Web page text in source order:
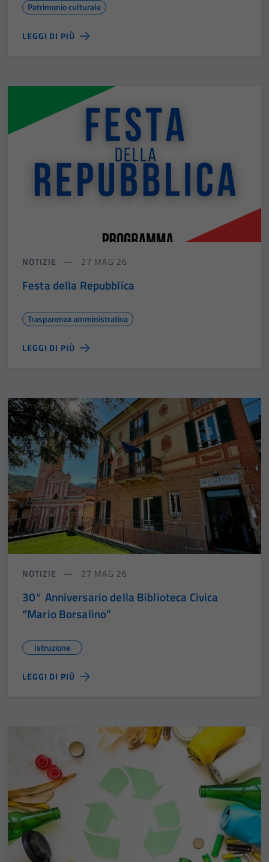
Patrimonio culturale
LEGGI DI PIÙ
NOTIZIE 27 MAG 26
Festa della Repubblica
Trasparenza amministrativa
LEGGI DI PIÙ
NOTIZIE 27 MAG 26
30° Anniversario della Biblioteca Civica
“Mario Borsalino”
Istruzione
LEGGI DI PIÙ